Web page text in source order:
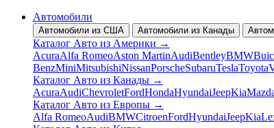
Автомобили
Автомобили из США Автомобили из Канады
Каталог Авто из Америки →
AcuraAlfa RomeoAston MartinAudiBentleyBMW
BenzMiniMitsubishiNissanPorscheSubaruTeslaToyota
Каталог Авто из Канады →
AcuraAudiChevroletFordHondaHyundaiJeepKia
Каталог Авто из Европы →
Alfa RomeoAudiBMWCitroenFordHyundaiJeepKia